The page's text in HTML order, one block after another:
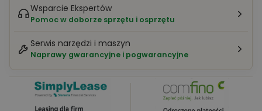
Wsparcie Ekspertów
Pomoc w doborze sprzętu i osprzętu
Serwis narzędzi i maszyn
Naprawy gwarancyjne i pogwarancyjne